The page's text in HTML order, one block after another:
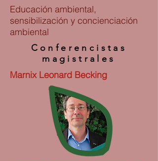
Educación ambiental,
sensibilización y concienciación
ambiental
Conferencistas
magistrales
Marnix Leonard Becking